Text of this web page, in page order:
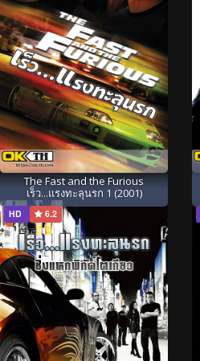
The Fast and the Furious
เร็ว...แรงทะลุนรก 1 (2001)
HD 6.2